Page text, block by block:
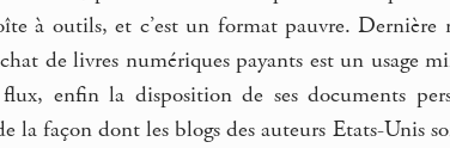
à outils, et c’est un format pauvre.
de livres numériques payants est un usage
enfin la disposition de ses documents
la façon dont les blogs des auteurs Etats-Unis